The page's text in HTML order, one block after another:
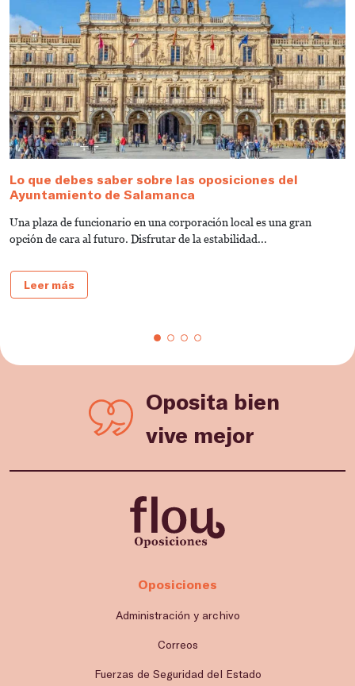
Lo que debes saber sobre las oposiciones del
Ayuntamiento de Salamanca
Una plaza de funcionario en una corporación local es una gran
opción de cara al futuro. Disfrutar de la estabilidad...
Leer más
Oposita bien
vive mejor
Oposiciones
Administración y archivo
Correos
Fuerzas de Seguridad del Estado